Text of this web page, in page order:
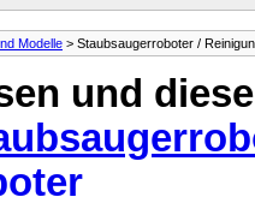
Modelle > Staubsaugerroboter /
und